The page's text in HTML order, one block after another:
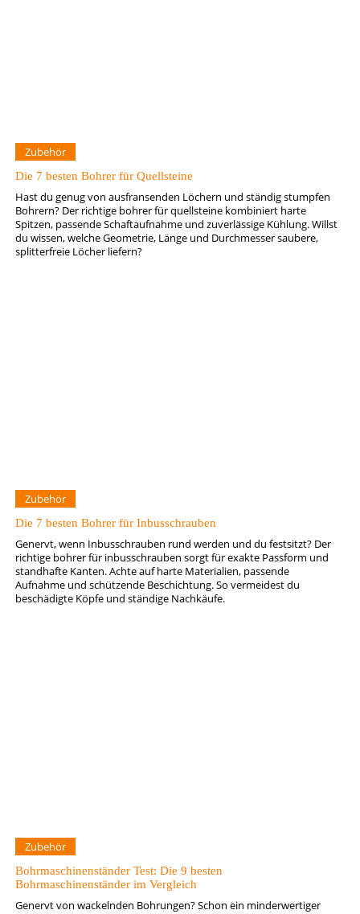
Zubehör
Die 7 besten Bohrer für Quellsteine
Hast du genug von ausfransenden Löchern und ständig stumpfen
Bohrern? Der richtige bohrer für quellsteine kombiniert harte
Spitzen, passende Schaftaufnahme und zuverlässige Kühlung. Willst
du wissen, welche Geometrie, Länge und Durchmesser saubere,
splitterfreie Löcher liefern?
Zubehör
Die 7 besten Bohrer für Inbusschrauben
Genervt, wenn Inbusschrauben rund werden und du festsitzt? Der
richtige bohrer für inbusschrauben sorgt für exakte Passform und
standhafte Kanten. Achte auf harte Materialien, passende
Aufnahme und schützende Beschichtung. So vermeidest du
beschädigte Köpfe und ständige Nachkäufe.
Zubehör
Bohrmaschinenständer Test: Die 9 besten
Bohrmaschinenständer im Vergleich
Genervt von wackelnden Bohrungen? Schon ein minderwertiger